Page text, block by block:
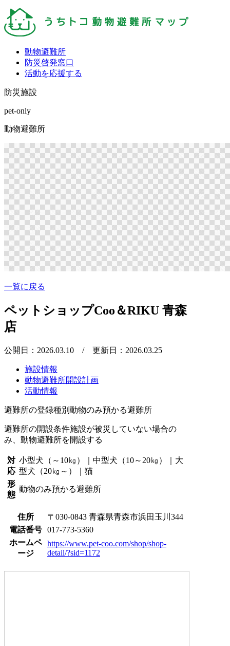
動物避難所
防災啓発窓口
活動を応援する
防災施設
pet-only
動物避難所
一覧に戻る
ペットショップCoo＆RIKU 青森
店
公開日：2026.03.10 / 更新日：2026.03.25
施設情報
動物避難所開設計画
活動情報
避難所の登録種別 動物のみ預かる避難所
避難所の開設条件施設が被災していない場合の
み、動物避難所を開設する
対
応
小型犬（～10㎏）｜中型犬（10～20㎏）｜大
型犬（20㎏～）｜猫
形
態
動物のみ預かる避難所
住所
〒030-0843 青森県青森市浜田玉川344
電話番号
017-773-5360
ホームペ
ージ
https://www.pet-coo.com/shop/shop-
detail/?sid=1172